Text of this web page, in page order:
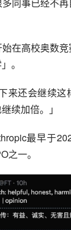
在高校奥数
。
来还会继续
续加倍。」
最早于
之一。